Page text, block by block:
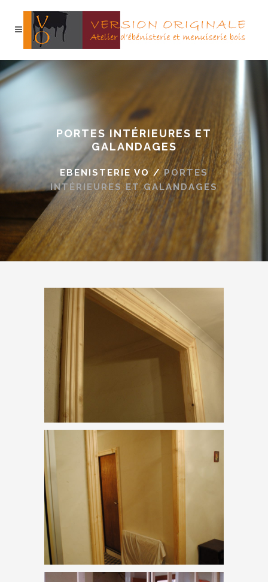
PORTES INTÉRIEURES ET
GALANDAGES
EBENISTERIE VO/PORTES
INTÉRIEURES ET GALANDAGES